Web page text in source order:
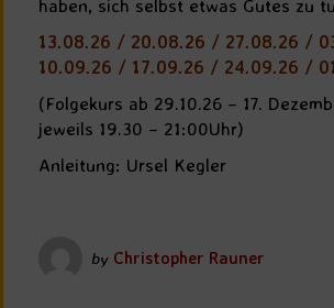
haben, sich selbst etwas Gutes zu
13.08.26 / 20.08.26 / 27.08.26 /
10.09.26 / 17.09.26 / 24.09.26 /
(Folgekurs ab 29.10.26 – 17.
jeweils 19.30 – 21:00Uhr)
Anleitung: Ursel Kegler
by Christopher Rauner